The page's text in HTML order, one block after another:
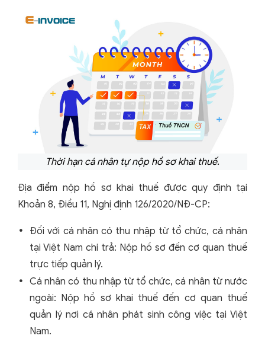
Thời hạn cá nhân tự nộp hồ sơ khai thuế.
Địa điểm nộp hồ sơ khai thuế được quy định tại
Khoản 8, Điều 11, Nghị định 126/2020/NĐ-CP:
Đối với cá nhân có thu nhập từ tổ chức, cá nhân
tại Việt Nam chi trả: Nộp hồ sơ đến cơ quan thuế
trực tiếp quản lý.
Cá nhân có thu nhập từ tổ chức, cá nhân từ nước
ngoài: Nộp hồ sơ khai thuế đến cơ quan thuế
quản lý nơi cá nhân phát sinh công việc tại Việt
Nam.